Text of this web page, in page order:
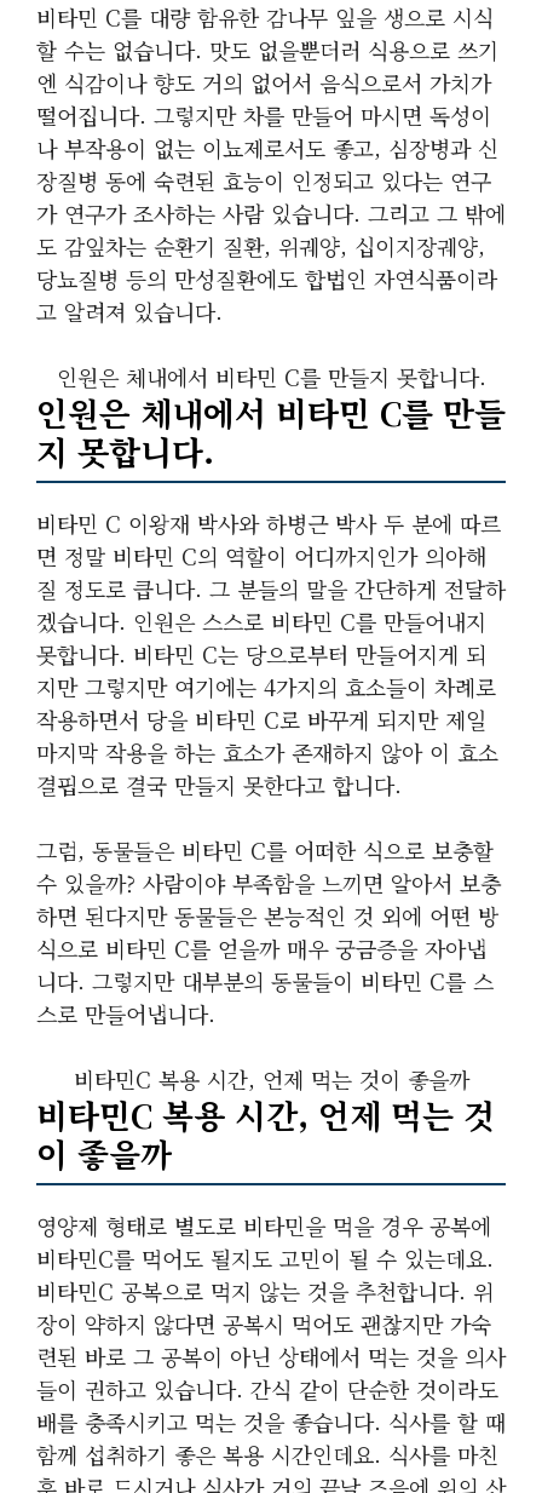
비타민 C를 대량 함유한 감나무 잎을 생으로 시식
할 수는 없습니다. 맛도 없을뿐더러 식용으로 쓰기
엔 식감이나 향도 거의 없어서 음식으로서 가치가
떨어집니다. 그렇지만 차를 만들어 마시면 독성이
나 부작용이 없는 이뇨제로서도 좋고, 심장병과 신
장질병 동에 숙련된 효능이 인정되고 있다는 연구
가 연구가 조사하는 사람 있습니다. 그리고 그 밖에
도 감잎차는 순환기 질환, 위궤양, 십이지장궤양,
당뇨질병 등의 만성질환에도 합법인 자연식품이라
고 알려져 있습니다.
인원은 체내에서 비타민 C를 만들지 못합니다.
인원은 체내에서 비타민 C를 만들
지 못합니다.
비타민 C 이왕재 박사와 하병근 박사 두 분에 따르
면 정말 비타민 C의 역할이 어디까지인가 의아해
질 정도로 큽니다. 그 분들의 말을 간단하게 전달하
겠습니다. 인원은 스스로 비타민 C를 만들어내지
못합니다. 비타민 C는 당으로부터 만들어지게 되
지만 그렇지만 여기에는 4가지의 효소들이 차례로
작용하면서 당을 비타민 C로 바꾸게 되지만 제일
마지막 작용을 하는 효소가 존재하지 않아 이 효소
결핍으로 결국 만들지 못한다고 합니다.
그럼, 동물들은 비타민 C를 어떠한 식으로 보충할
수 있을까? 사람이야 부족함을 느끼면 알아서 보충
하면 된다지만 동물들은 본능적인 것 외에 어떤 방
식으로 비타민 C를 얻을까 매우 궁금증을 자아냅
니다. 그렇지만 대부분의 동물들이 비타민 C를 스
스로 만들어냅니다.
비타민C 복용 시간, 언제 먹는 것이 좋을까
비타민C 복용 시간, 언제 먹는 것
이 좋을까
영양제 형태로 별도로 비타민을 먹을 경우 공복에
비타민C를 먹어도 될지도 고민이 될 수 있는데요.
비타민C 공복으로 먹지 않는 것을 추천합니다. 위
장이 약하지 않다면 공복시 먹어도 괜찮지만 가숙
련된 바로 그 공복이 아닌 상태에서 먹는 것을 의사
들이 권하고 있습니다. 간식 같이 단순한 것이라도
배를 충족시키고 먹는 것을 좋습니다. 식사를 할 때
함께 섭취하기 좋은 복용 시간인데요. 식사를 마친